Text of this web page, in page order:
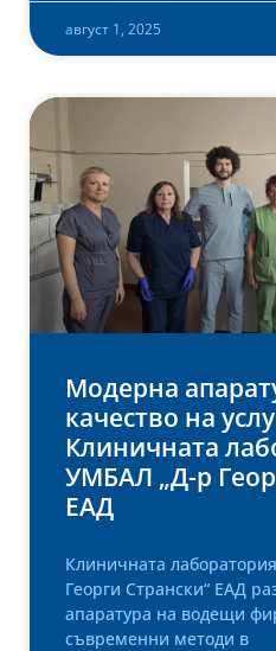
август 1, 2025
Модерна
качество на
Клиничната
УМБАЛ „Д-р
ЕАД
Клиничната
Георги Странски“ ЕАД
апаратура на водещи
съвременни методи в